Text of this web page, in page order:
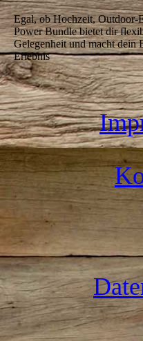
Egal, ob Hochzeit, Outdoor-
Power Bundle bietet dir
Gelegenheit und macht dein
Erlebnis